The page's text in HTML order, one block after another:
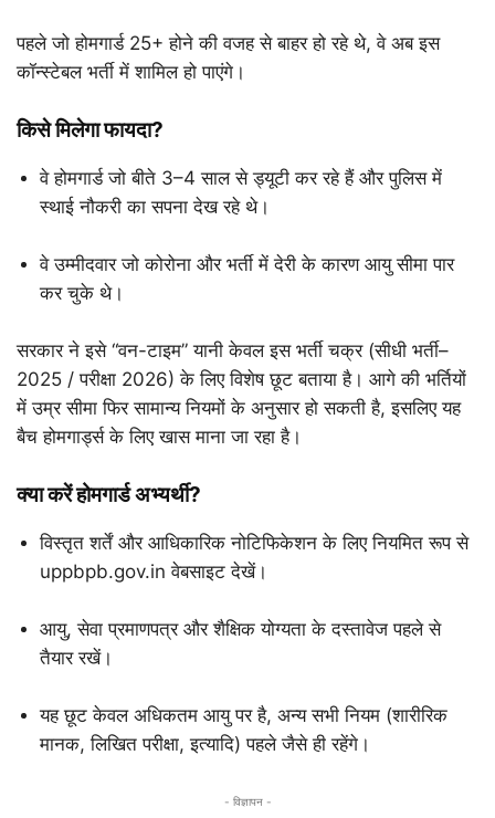
पहले जो होमगार्ड 25+ होने की वजह से बाहर हो रहे थे, वे अब इस
कॉन्स्टेबल भर्ती में शामिल हो पाएंगे।
किसे मिलेगा फायदा?
वे होमगार्ड जो बीते 3–4 साल से ड्यूटी कर रहे हैं और पुलिस में
स्थाई नौकरी का सपना देख रहे थे।
वे उम्मीदवार जो कोरोना और भर्ती में देरी के कारण आयु सीमा पार
कर चुके थे।
सरकार ने इसे “वन-टाइम” यानी केवल इस भर्ती चक्र (सीधी भर्ती–
2025 / परीक्षा 2026) के लिए विशेष छूट बताया है। आगे की भर्तियों
में उम्र सीमा फिर सामान्य नियमों के अनुसार हो सकती है, इसलिए यह
बैच होमगार्ड्स के लिए खास माना जा रहा है।
क्या करें होमगार्ड अभ्यर्थी?
विस्तृत शर्तें और आधिकारिक नोटिफिकेशन के लिए नियमित रूप से
uppbpb.gov.in वेबसाइट देखें।
आयु, सेवा प्रमाणपत्र और शैक्षिक योग्यता के दस्तावेज पहले से
तैयार रखें।
यह छूट केवल अधिकतम आयु पर है, अन्य सभी नियम (शारीरिक
मानक, लिखित परीक्षा, इत्यादि) पहले जैसे ही रहेंगे।
- विज्ञापन -